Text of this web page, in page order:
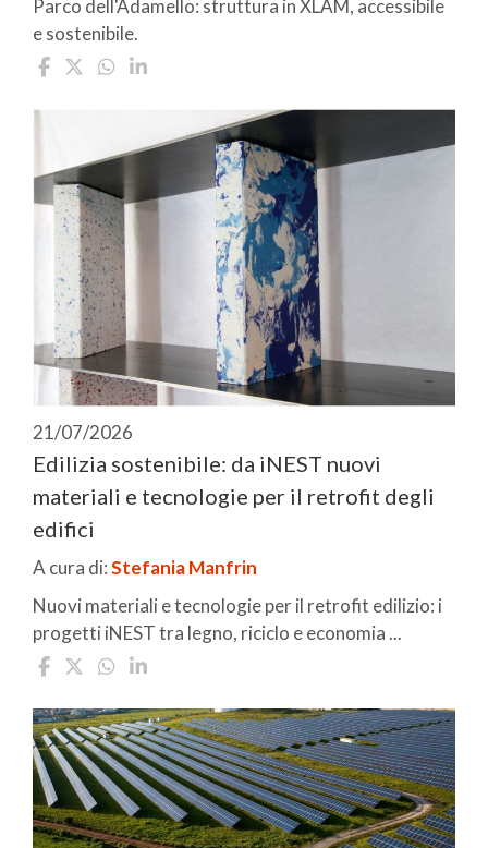
Parco dell'Adamello: struttura in XLAM, accessibile
e sostenibile.
21/07/2026
Edilizia sostenibile: da iNEST nuovi
materiali e tecnologie per il retrofit degli
edifici
A cura di:Stefania Manfrin
Nuovi materiali e tecnologie per il retrofit edilizio: i
progetti iNEST tra legno, riciclo e economia ...